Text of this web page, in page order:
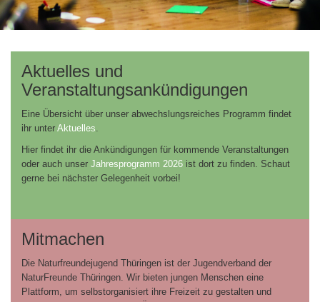
Aktuelles und
Veranstaltungsankündigungen
Eine Übersicht über unser abwechslungsreiches Programm findet
ihr unter Aktuelles
Hier findet ihr die Ankündigungen für kommende Veranstaltungen
oder auch unser Jahresprogramm 2026 ist dort zu finden. Schaut
gerne bei nächster Gelegenheit vorbei!
Mitmachen
Die Naturfreundejugend Thüringen ist der Jugendverband der
NaturFreunde Thüringen. Wir bieten jungen Menschen eine
Plattform, um selbstorganisiert ihre Freizeit zu gestalten und